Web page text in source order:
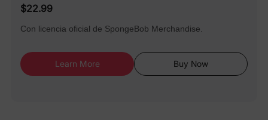
$22.99
Con licencia oficial de SpongeBob Merchandise.
Learn More Buy Now